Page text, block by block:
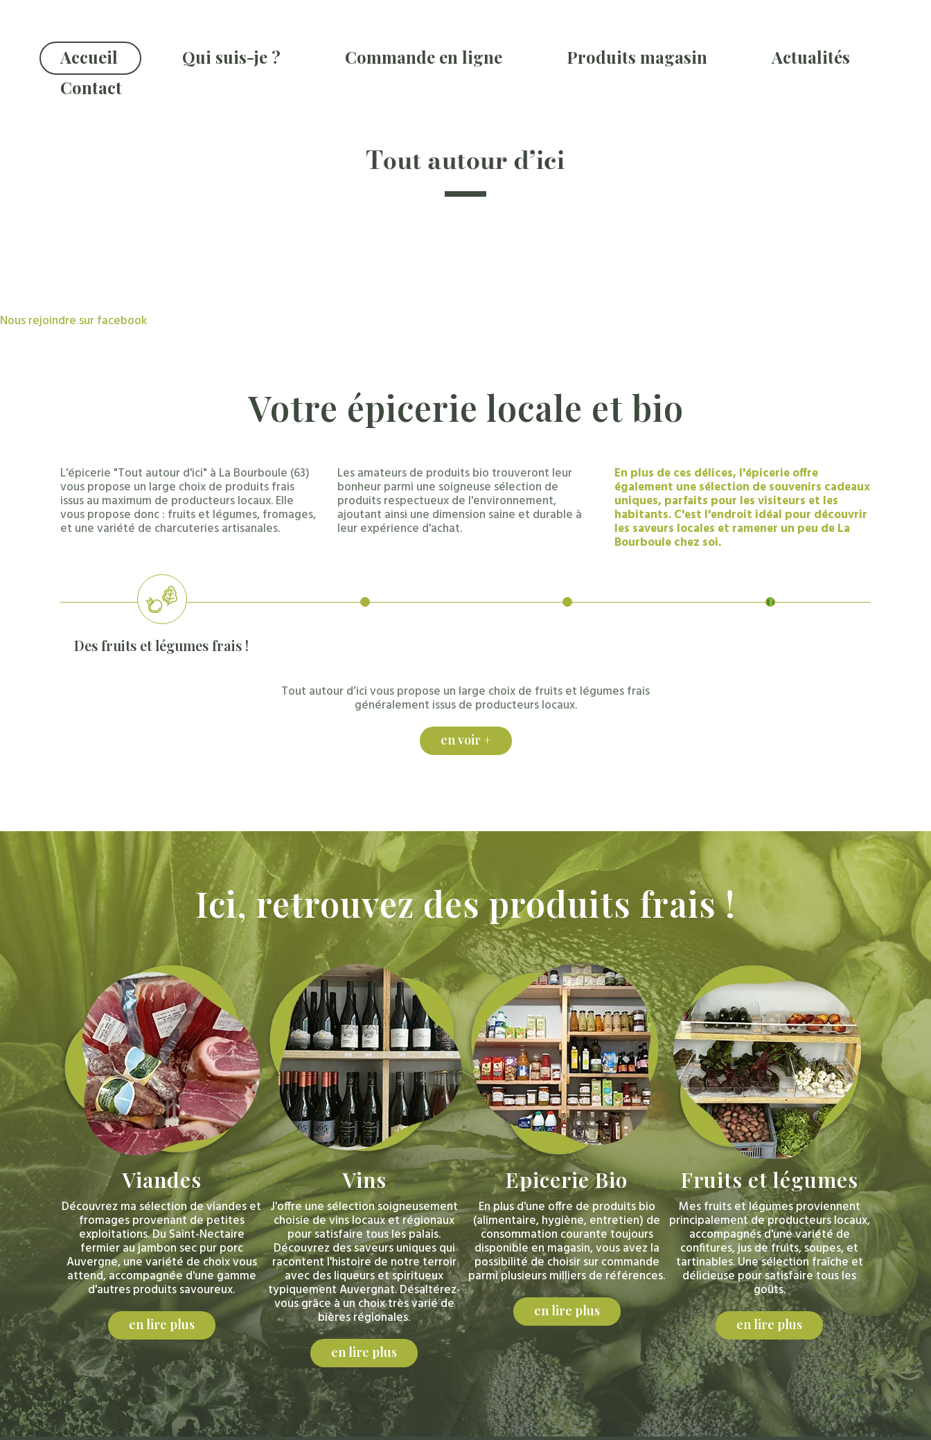
Accueil Qui suis-je ? Commande en ligne Produits magasin
Charcuterie / Fromages
Actualités
Contact
Nous rejoindre sur facebook
Votre épicerie locale et bio
L'épicerie "Tout autour d'ici" à La Bourboule (63)
vous propose un large choix de produits frais
issus au maximum de producteurs locaux. Elle
vous propose donc : fruits et légumes, fromages,
et une variété de charcuteries artisanales.
Les amateurs de produits bio trouveront leur
bonheur parmi une soigneuse sélection de
produits respectueux de l'environnement,
ajoutant ainsi une dimension saine et durable à
leur expérience d'achat.
En plus de ces délices, l'épicerie offre
également une sélection de souvenirs cadeaux
uniques, parfaits pour les visiteurs et les
habitants. C'est l'endroit idéal pour découvrir
les saveurs locales et ramener un peu de La
Bourboule chez soi.
Des fruits et légumes frais !
Tout autour d’ici vous propose un large choix de fruits et légumes frais
généralement issus de producteurs locaux.
en voir +
Ici,retrouvezdesproduits frais!
Viandes
Découvrez ma sélection de viandes et
fromages provenant de petites
exploitations. Du Saint-Nectaire
fermier au jambon sec pur porc
Auvergne, une variété de choix vous
attend, accompagnée d'une gamme
d'autres produits savoureux.
en lire plus
Vins
J'offre une sélection soigneusement
choisie de vins locaux et régionaux
pour satisfaire tous les palais.
Découvrez des saveurs uniques qui
racontent l'histoire de notre terroir
avec des liqueurs et spiritueux
typiquement Auvergnat. Désaltérez-
vous grâce à un choix très varié de
bières régionales.
en lire plus
Epicerie Bio
En plus d'une offre de produits bio
(alimentaire, hygiène, entretien) de
consommation courante toujours
disponible en magasin, vous avez la
possibilité de choisir sur commande
parmi plusieurs milliers de références.
en lire plus
Fruits etlégumes
Mes fruits et légumes proviennent
principalement de producteurs locaux,
accompagnés d'une variété de
confitures, jus de fruits, soupes, et
tartinables. Une sélection fraîche et
délicieuse pour satisfaire tous les
goûts.
en lire plus